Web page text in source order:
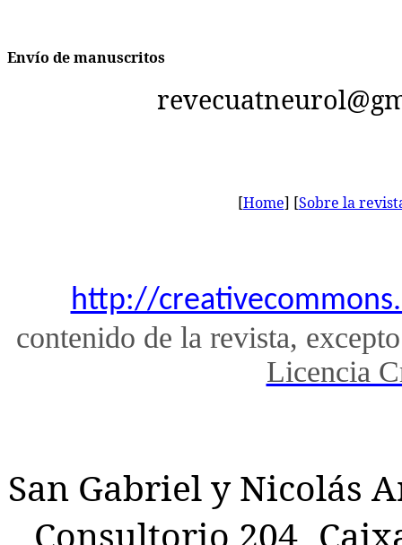
Envío de manuscritos
[Home] [Sobre la
http://
contenido de la revista,
Licencia
San Gabriel y Nicolás
Consultorio 204